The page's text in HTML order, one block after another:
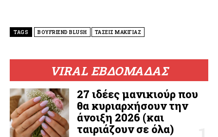
VIRAL ΕΒΔΟΜΑΔΑΣ
27 ιδέες μανικιούρ που
θα κυριαρχήσουν την
άνοιξη 2026 (και
ταιριάζουν σε όλα)
TAGS BOYFRIEND BLUSH ΤΑΣΕΙΣ ΜΑΚΙΓΙΑΖ